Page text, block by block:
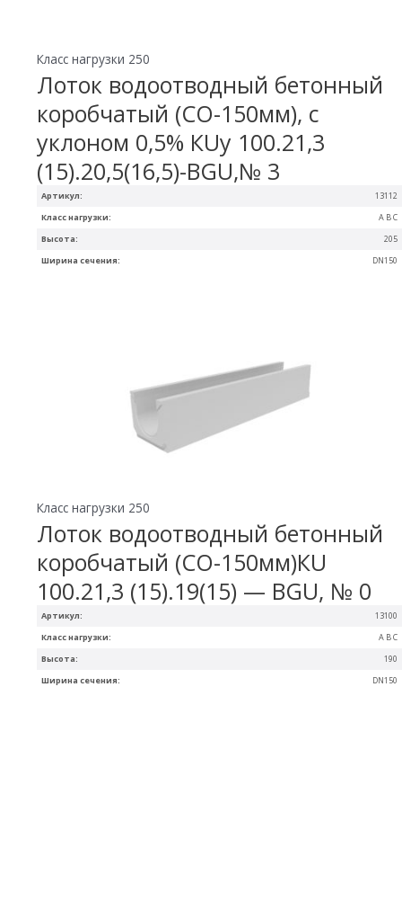
Артикул: 13112
Ширина сечения: DN150
Высота: 205
Класс нагрузки: A B C
Класс нагрузки 250
Лоток водоотводный бетонный
коробчатый (СО-150мм), с
уклоном 0,5% КUу 100.21,3
(15).20,5(16,5)-BGU,№ 3
Артикул: 13100
Ширина сечения: DN150
Высота: 190
Класс нагрузки: A B C
Класс нагрузки 250
Лоток водоотводный бетонный
коробчатый (СО-150мм)КU
100.21,3 (15).19(15) — BGU, № 0